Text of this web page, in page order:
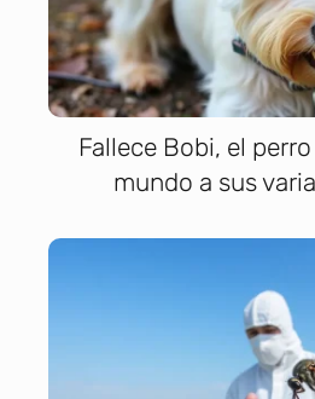
Fallece Bobi, el
mundo a sus